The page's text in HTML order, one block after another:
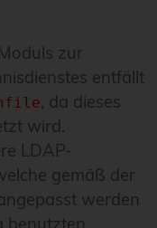
zur
entfällt
, da dieses
wird.
LDAP-
gemäß der
werden
benutzten